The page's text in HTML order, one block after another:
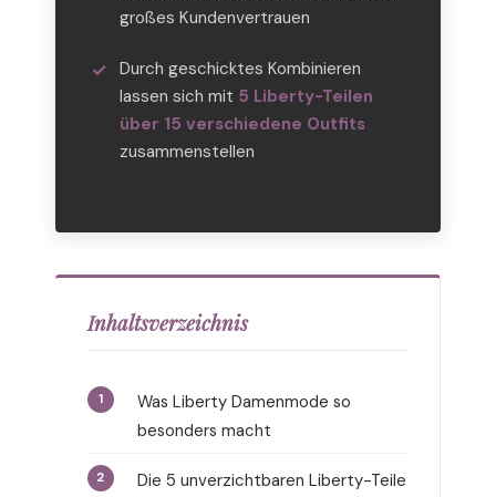
großes Kundenvertrauen
Durch geschicktes Kombinieren
lassen sich mit 5 Liberty-Teilen
über 15 verschiedene Outfits
zusammenstellen
Inhaltsverzeichnis
Was Liberty Damenmode so
besonders macht
Die 5 unverzichtbaren Liberty-Teile